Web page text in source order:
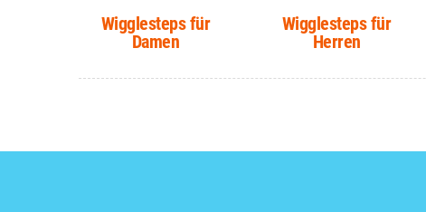
Wigglesteps für
Damen
Wigglesteps für
Herren